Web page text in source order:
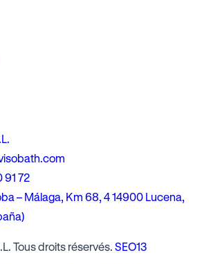
91 72
– Málaga, Km 68, 4 14900 Lucena,
Tous droits réservés. SEO13